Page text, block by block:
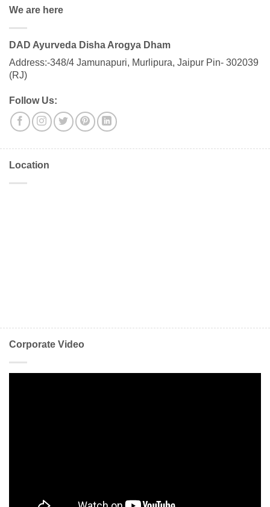
We are here
DAD Ayurveda Disha Arogya Dham
Address:-348/4 Jamunapuri, Murlipura, Jaipur Pin- 302039
(RJ)
Follow Us:
Location
Corporate Video